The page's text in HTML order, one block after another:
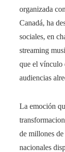
organizada
Canadá, ha
sociales, en
streaming
que el vínculo
audiencias
La emoción
de millones
nacionales